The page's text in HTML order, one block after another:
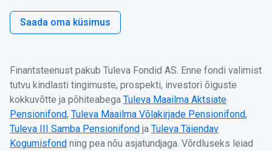
Saada oma küsimus
Finantsteenust pakub Tuleva Fondid AS. Enne fondi valimist
tutvu kindlasti tingimuste, prospekti, investori õiguste
kokkuvõtte ja põhiteabega Tuleva Maailma Aktsiate
Pensionifond, Tuleva Maailma Võlakirjade Pensionifond,
Tuleva III Samba Pensionifond ja Tuleva Täiendav
Kogumisfond ning pea nõu asjatundjaga. Võrdluseks leiad